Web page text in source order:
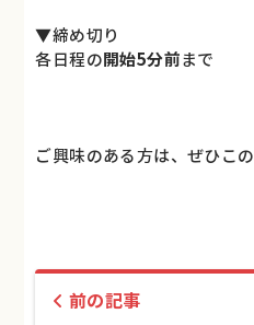
▼締め切り
各日程の開始5分前まで
ご興味のある方は、ぜひこ
前の記事